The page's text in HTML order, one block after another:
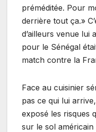
préméditée. Pour
derrière tout ça.»
d’ailleurs venue lui
pour le Sénégal
match contre la
Face au cuisinier
pas ce qui lui
exposé les risques
sur le sol